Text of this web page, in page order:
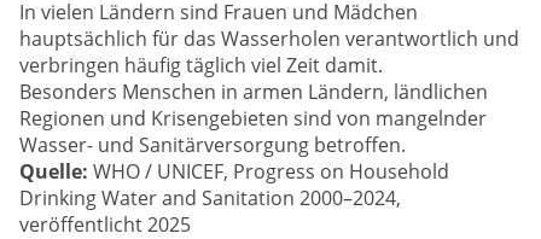
In vielen Ländern sind Frauen und Mädchen
hauptsächlich für das Wasserholen verantwortlich und
verbringen häufig täglich viel Zeit damit.
Besonders Menschen in armen Ländern, ländlichen
Regionen und Krisengebieten sind von mangelnder
Wasser- und Sanitärversorgung betroffen.
Quelle: WHO / UNICEF, Progress on Household
Drinking Water and Sanitation 2000–2024,
veröffentlicht 2025